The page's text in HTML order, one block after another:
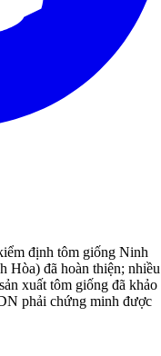
định tôm giống Ninh
đã hoàn thiện; nhiều
xuất tôm giống đã khảo
phải chứng minh được